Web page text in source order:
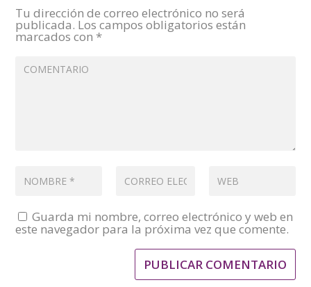
Tu dirección de correo electrónico no será
publicada. Los campos obligatorios están
marcados con *
Guarda mi nombre, correo electrónico y web en
este navegador para la próxima vez que comente.